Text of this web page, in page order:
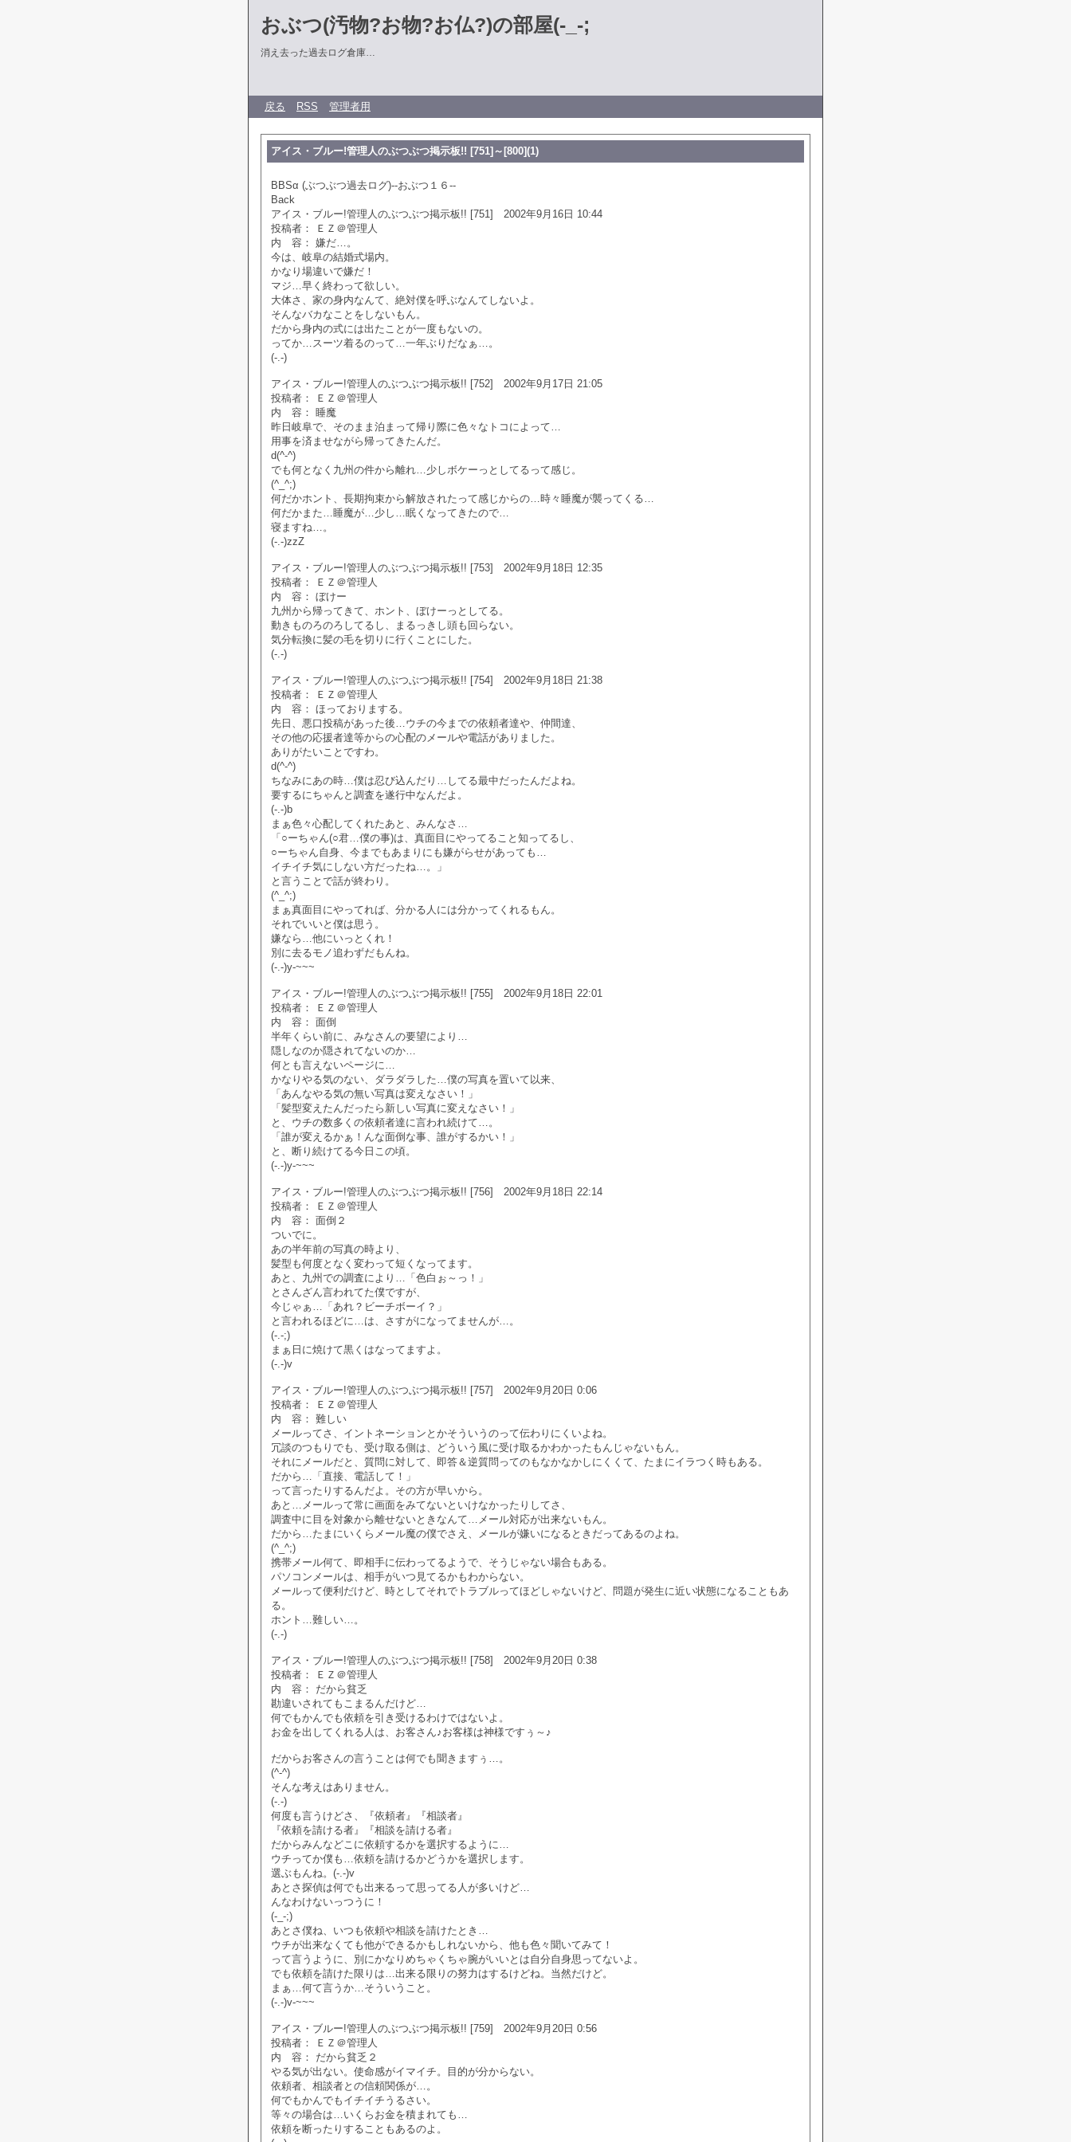
おぶつ(汚物?お物?お仏?)の部屋(-_-;
消え去った過去ログ倉庫…
戻る RSS 管理者用
アイス・ブルー!管理人のぶつぶつ掲示板!! [751]～[800](1)
BBSα (ぶつぶつ過去ログ)--おぶつ１６--
Back
アイス・ブルー!管理人のぶつぶつ掲示板!! [751] 2002年9月16日 10:44
投稿者： ＥＺ＠管理人
内 容： 嫌だ…。
今は、岐阜の結婚式場内。
かなり場違いで嫌だ！
マジ…早く終わって欲しい。
大体さ、家の身内なんて、絶対僕を呼ぶなんてしないよ。
そんなバカなことをしないもん。
だから身内の式には出たことが一度もないの。
ってか…スーツ着るのって…一年ぶりだなぁ…。
(-.-)
アイス・ブルー!管理人のぶつぶつ掲示板!! [752] 2002年9月17日 21:05
投稿者： ＥＺ＠管理人
内 容： 睡魔
昨日岐阜で、そのまま泊まって帰り際に色々なトコによって…
用事を済ませながら帰ってきたんだ。
d(^-^)
でも何となく九州の件から離れ…少しボケーっとしてるって感じ。
(^_^;)
何だかホント、長期拘束から解放されたって感じからの…時々睡魔が襲ってくる…
何だかまた…睡魔が…少し…眠くなってきたので…
寝ますね…。
(-.-)zzZ
アイス・ブルー!管理人のぶつぶつ掲示板!! [753] 2002年9月18日 12:35
投稿者： ＥＺ＠管理人
内 容： ぼけー
九州から帰ってきて、ホント、ぼけーっとしてる。
動きものろのろしてるし、まるっきし頭も回らない。
気分転換に髪の毛を切りに行くことにした。
(-.-)
アイス・ブルー!管理人のぶつぶつ掲示板!! [754] 2002年9月18日 21:38
投稿者： ＥＺ＠管理人
内 容： ほっておりまする。
先日、悪口投稿があった後…ウチの今までの依頼者達や、仲間達、
その他の応援者達等からの心配のメールや電話がありました。
ありがたいことですわ。
d(^-^)
ちなみにあの時…僕は忍び込んだり…してる最中だったんだよね。
要するにちゃんと調査を遂行中なんだよ。
(-.-)b
まぁ色々心配してくれたあと、みんなさ…
「○ーちゃん(○君…僕の事)は、真面目にやってること知ってるし、
○ーちゃん自身、今までもあまりにも嫌がらせがあっても…
イチイチ気にしない方だったね…。」
と言うことで話が終わり。
(^_^;)
まぁ真面目にやってれば、分かる人には分かってくれるもん。
それでいいと僕は思う。
嫌なら…他にいっとくれ！
別に去るモノ追わずだもんね。
(-.-)y-~~~
アイス・ブルー!管理人のぶつぶつ掲示板!! [755] 2002年9月18日 22:01
投稿者： ＥＺ＠管理人
内 容： 面倒
半年くらい前に、みなさんの要望により…
隠しなのか隠されてないのか…
何とも言えないページに…
かなりやる気のない、ダラダラした…僕の写真を置いて以来、
「あんなやる気の無い写真は変えなさい！」
「髪型変えたんだったら新しい写真に変えなさい！」
と、ウチの数多くの依頼者達に言われ続けて…。
「誰が変えるかぁ！んな面倒な事、誰がするかい！」
と、断り続けてる今日この頃。
(-.-)y-~~~
アイス・ブルー!管理人のぶつぶつ掲示板!! [756] 2002年9月18日 22:14
投稿者： ＥＺ＠管理人
内 容： 面倒２
ついでに。
あの半年前の写真の時より、
髪型も何度となく変わって短くなってます。
あと、九州での調査により…「色白ぉ～っ！」
とさんざん言われてた僕ですが、
今じゃぁ…「あれ？ビーチボーイ？」
と言われるほどに…は、さすがになってませんが…。
(-.-;)
まぁ日に焼けて黒くはなってますよ。
(-.-)v
アイス・ブルー!管理人のぶつぶつ掲示板!! [757] 2002年9月20日 0:06
投稿者： ＥＺ＠管理人
内 容： 難しい
メールってさ、イントネーションとかそういうのって伝わりにくいよね。
冗談のつもりでも、受け取る側は、どういう風に受け取るかわかったもんじゃないもん。
それにメールだと、質問に対して、即答＆逆質問ってのもなかなかしにくくて、たまにイラつく時もある。
だから…「直接、電話して！」
って言ったりするんだよ。その方が早いから。
あと…メールって常に画面をみてないといけなかったりしてさ、
調査中に目を対象から離せないときなんて…メール対応が出来ないもん。
だから…たまにいくらメール魔の僕でさえ、メールが嫌いになるときだってあるのよね。
(^_^;)
携帯メール何て、即相手に伝わってるようで、そうじゃない場合もある。
パソコンメールは、相手がいつ見てるかもわからない。
メールって便利だけど、時としてそれでトラブルってほどしゃないけど、問題が発生に近い状態になることもあ
る。
ホント…難しい…。
(-.-)
アイス・ブルー!管理人のぶつぶつ掲示板!! [758] 2002年9月20日 0:38
投稿者： ＥＺ＠管理人
内 容： だから貧乏
勘違いされてもこまるんだけど…
何でもかんでも依頼を引き受けるわけではないよ。
お金を出してくれる人は、お客さん♪お客様は神様ですぅ～♪
だからお客さんの言うことは何でも聞きますぅ…。
(^-^)
そんな考えはありません。
(-.-)
何度も言うけどさ、『依頼者』『相談者』
『依頼を請ける者』『相談を請ける者』
だからみんなどこに依頼するかを選択するように…
ウチってか僕も…依頼を請けるかどうかを選択します。
選ぶもんね。(-.-)v
あとさ探偵は何でも出来るって思ってる人が多いけど…
んなわけないっつうに！
(-_-;)
あとさ僕ね、いつも依頼や相談を請けたとき…
ウチが出来なくても他ができるかもしれないから、他も色々聞いてみて！
って言うように、別にかなりめちゃくちゃ腕がいいとは自分自身思ってないよ。
でも依頼を請けた限りは…出来る限りの努力はするけどね。当然だけど。
まぁ…何て言うか…そういうこと。
(-.-)v-~~~
アイス・ブルー!管理人のぶつぶつ掲示板!! [759] 2002年9月20日 0:56
投稿者： ＥＺ＠管理人
内 容： だから貧乏２
やる気が出ない。使命感がイマイチ。目的が分からない。
依頼者、相談者との信頼関係が…。
何でもかんでもイチイチうるさい。
等々の場合は…いくらお金を積まれても…
依頼を断ったりすることもあるのよ。